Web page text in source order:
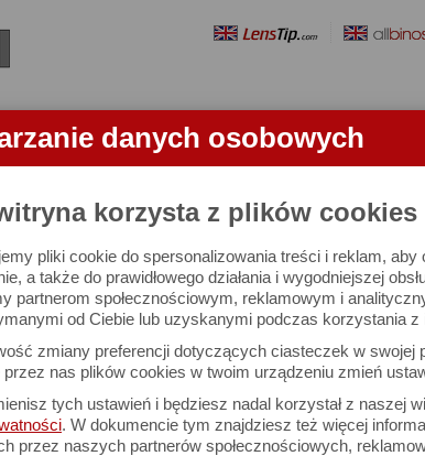
danych osobowych
korzysta z plików cookies
pliki cookie do spersonalizowania treści i reklam,
a także do prawidłowego działania i wygodniejszej
partnerom społecznościowym, reklamowym i
od Ciebie lub uzyskanymi podczas korzystania z
zmiany preferencji dotyczących ciasteczek w swojej
nas plików cookies w twoim urządzeniu zmień
tych ustawień i będziesz nadal korzystał z naszej
. W dokumencie tym znajdziesz też więcej
przez naszych partnerów społecznościowych,
APARATY OBIEKTYWY LORNETKI
APARATU
Lumix DC-TZ200 - test
2018